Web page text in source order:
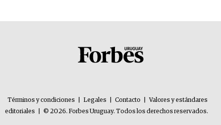
Términos y condiciones Legales Contacto
Valores y estándares
editoriales
© 2026. Forbes Uruguay. Todos los derechos reservados.